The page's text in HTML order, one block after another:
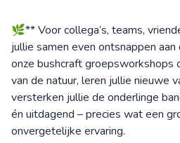
🌿** Voor collega’s, teams,
jullie samen even ontsnappen
onze bushcraft groepsworkshops
van de natuur, leren jullie nieuwe
versterken jullie de onderlinge
én uitdagend – precies wat een
onvergetelijke ervaring.